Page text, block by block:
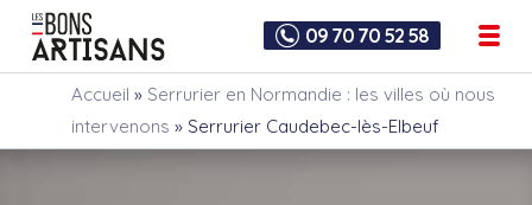
09 70 70 52 58
Accueil » Serrurier en Normandie : les villes où nous
intervenons » Serrurier Caudebec-lès-Elbeuf